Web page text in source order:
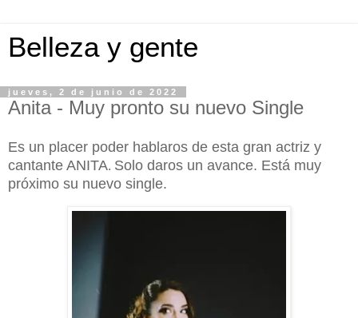
Belleza y gente
jueves, 2 de junio de 2022
Anita - Muy pronto su nuevo Single
Es un placer poder hablaros de esta gran actriz y
cantante ANITA. Solo daros un avance. Está muy
próximo su nuevo single.